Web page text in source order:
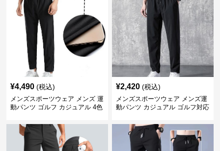
¥4,490 (税込)
メンズスポーツウェア メンズ 運
動パンツ ゴルフ カジュアル 4色
¥2,420 (税込)
メンズスポーツウェア メンズ運
動パンツ カジュアル ゴルフ対応